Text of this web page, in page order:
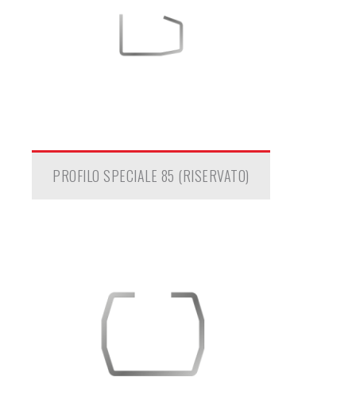
PROFILO SPECIALE 85 (RISERVATO)